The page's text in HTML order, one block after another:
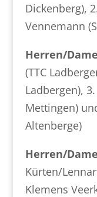
Dickenberg),
Vennemann
Herren/
(TTC
Ladbergen),
Mettingen)
Altenberge)
Herren/
Kürten/
Klemens